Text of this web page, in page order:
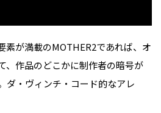
素が満載のMOTHER2であれば、オ
、作品のどこかに制作者の暗号が
ダ・ヴィンチ・コード的なアレ